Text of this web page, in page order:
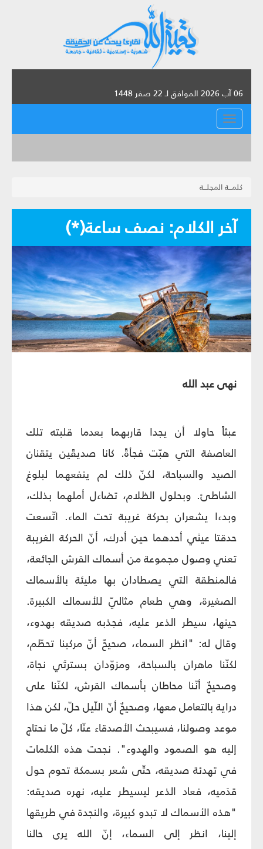
06 آب 2026 الموافق لـ 22 صفر 1448
القائمة
كلمـــة المجلـــة
آخر الكلام: نصف ساعة(*)
نهى عبد الله
عبثاً حاولا أن يجدا قاربهما بعدما قلبته تلك
العاصفة التي هبّت فجأةً. كانا صديقَين يتقنان
الصيد والسباحة، لكنّ ذلك لم ينفعهما لبلوغ
الشاطئ. وبحلول الظلام، تضاءل أملهما بذلك،
وبدءا يشعران بحركة غريبة تحت الماء. اتّسعت
حدقتا عينَي أحدهما حين أدرك، أنّ الحركة الغريبة
تعني وصول مجموعة من أسماك القرش الجائعة،
فالمنطقة التي يصطادان بها مليئة بالأسماك
الصغيرة، وهي طعام مثاليّ للأسماك الكبيرة.
حينها، سيطر الذعر عليه، فجذبه صديقه بهدوء،
وقال له: "انظر السماء، صحيحٌ أنّ مركبنا تحطّم،
لكنّنا ماهران بالسباحة، ومزوّدان بسترتَي نجاة،
وصحيحٌ أنّنا محاطان بأسماك القرش، لكنّنا على
دراية بالتعامل معها، وصحيحٌ أنّ اللّيل حلّ، لكن هذا
موعد وصولنا، فسيبحث الأصدقاء عنّا، كلّ ما نحتاج
إليه هو الصمود والهدوء". نجحت هذه الكلمات
في تهدئة صديقه، حتّى شعر بسمكة تحوم حول
قدَميه، فعاد الذعر ليسيطر عليه، نهره صديقه:
"هذه الأسماك لا تبدو كبيرة، والنجدة في طريقها
إلينا، انظر إلى السماء، إنّ الله يرى حالنا